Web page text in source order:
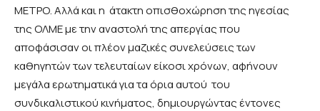
ΜΕΤΡΟ. Αλλά και η άτακτη οπισθοχώρηση της ηγεσίας
της ΟΛΜΕ με την αναστολή της απεργίας που
αποφάσισαν οι πλέον μαζικές συνελεύσεις των
καθηγητών των τελευταίων είκοσι χρόνων, αφήνουν
μεγάλα ερωτηματικά για τα όρια αυτού του
συνδικαλιστικού κινήματος, δημιουργώντας έντονες